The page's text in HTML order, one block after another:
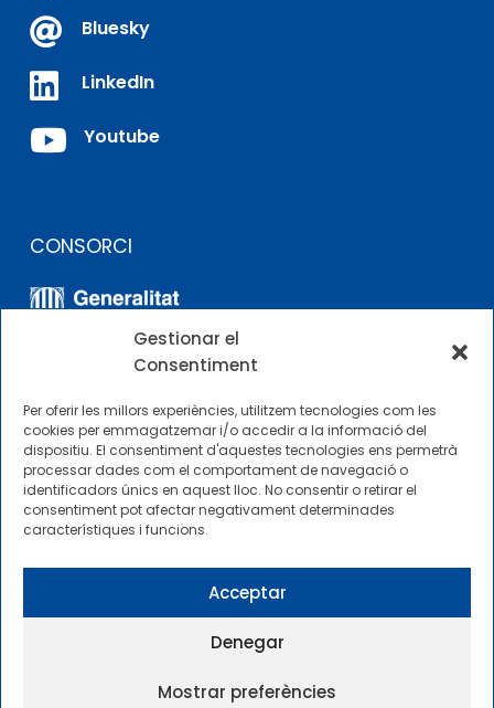
Gestionar el
Consentiment
Per oferir les millors experiències, utilitzem tecnologies com les
cookies per emmagatzemar i/o accedir a la informació del
dispositiu. El consentiment d'aquestes tecnologies ens permetrà
processar dades com el comportament de navegació o
identificadors únics en aquest lloc. No consentir o retirar el
consentiment pot afectar negativament determinades
característiques i funcions.
Acceptar
Denegar
Mostrar preferències
 Bluesky
 LinkedIn
 Youtube
CONSORCI
ALTRES ENLLAÇOS
Perfil del contractista
2025 © Centre Internacional de Mètodes Numèrics a